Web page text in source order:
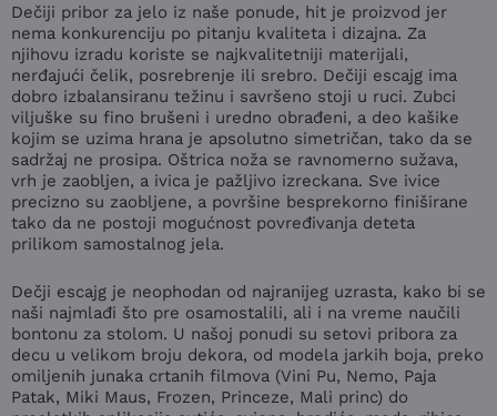
Dečiji pribor za jelo iz naše ponude, hit je proizvod jer
nema konkurenciju po pitanju kvaliteta i dizajna. Za
njihovu izradu koriste se najkvalitetniji materijali,
nerđajući čelik, posrebrenje ili srebro. Dečiji escajg ima
dobro izbalansiranu težinu i savršeno stoji u ruci. Zubci
viljuške su fino brušeni i uredno obrađeni, a deo kašike
kojim se uzima hrana je apsolutno simetričan, tako da se
sadržaj ne prosipa. Oštrica noža se ravnomerno sužava,
vrh je zaobljen, a ivica je pažljivo izreckana. Sve ivice
precizno su zaobljene, a površine besprekorno finiširane
tako da ne postoji mogućnost povređivanja deteta
prilikom samostalnog jela.
Dečji escajg je neophodan od najranijeg uzrasta, kako bi se
naši najmlađi što pre osamostalili, ali i na vreme naučili
bontonu za stolom. U našoj ponudi su setovi pribora za
decu u velikom broju dekora, od modela jarkih boja, preko
omiljenih junaka crtanih filmova (Vini Pu, Nemo, Paja
Patak, Miki Maus, Frozen, Princeze, Mali princ) do